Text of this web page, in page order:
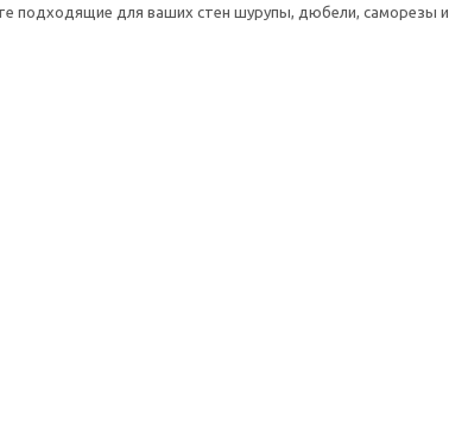
подходящие для ваших стен шурупы, дюбели, саморезы и